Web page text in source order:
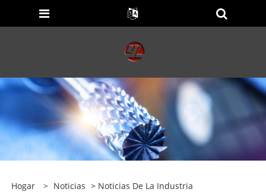
Hogar > Noticias > Noticias De La Industria